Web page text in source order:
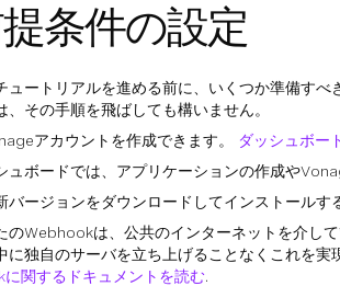
条件の設定
ュートリアルを進める前に、いくつか準備す
、その手順を飛ばしても構いません。
アカウントを作成できます。
ダッシュボー
ュボードでは、アプリケーションの作成や
バージョンをダウンロードしてインストールす
のWebhookは、公共のインターネットを介し
に独自のサーバを立ち上げることなくこれを実
に関するドキュメントを読む.